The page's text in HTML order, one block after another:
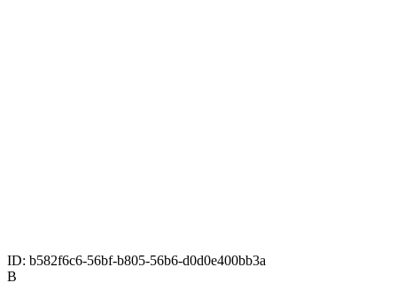
ID: b582f6c6-56bf-b805-56b6-d0d0e400bb3a
B